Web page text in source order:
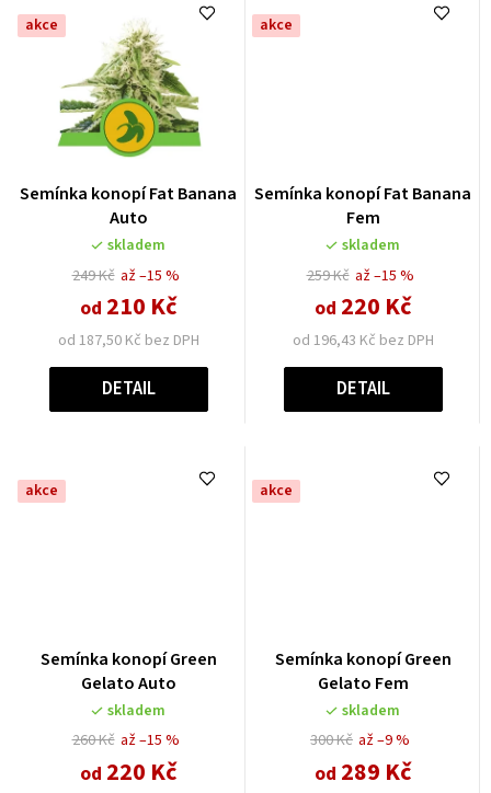
akce
Semínka konopí Fat Banana
Auto
skladem
249 Kč
od 187,50 Kč bez DPH
od 210 Kč
až –15 %
DETAIL
akce
Semínka konopí Fat Banana
Fem
hodnocení
produktu
je
5,0
z
hvězdiček.
skladem
259 Kč
od 196,43 Kč bez DPH
od 220 Kč
až –15 %
DETAIL
akce
Semínka konopí Green
Gelato Auto
skladem
260 Kč
od 220 Kč
až –15 %
akce
Semínka konopí Green
Gelato Fem
skladem
300 Kč
od 289 Kč
až –9 %